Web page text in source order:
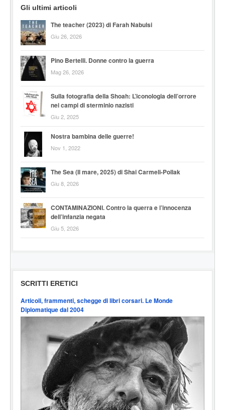
Gli ultimi articoli
The teacher (2023) di Farah Nabulsi
Giu 26, 2026
Pino Bertelli. Donne contro la guerra
Mag 26, 2026
Sulla fotografia della Shoah: L’iconologia dell’orrore
nei campi di sterminio nazisti
Giu 2, 2025
Nostra bambina delle guerre!
Nov 1, 2022
The Sea (Il mare, 2025) di Shai Carmeli-Pollak
Giu 8, 2026
CONTAMINAZIONI. Contro la querra e l’innocenza
dell’infanzia negata
Giu 5, 2026
SCRITTI ERETICI
Articoli, frammenti, schegge di libri corsari. Le Monde
Diplomatique dal 2004